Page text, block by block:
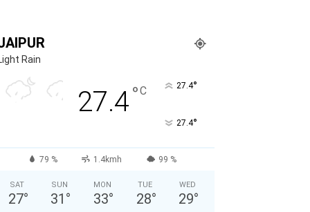
Rain
27.4°C 27.4°
27.4°
79 % 1.4kmh 99 %
SAT
27°
SUN
31 °
MON
33°
TUE
28°
WED
29°